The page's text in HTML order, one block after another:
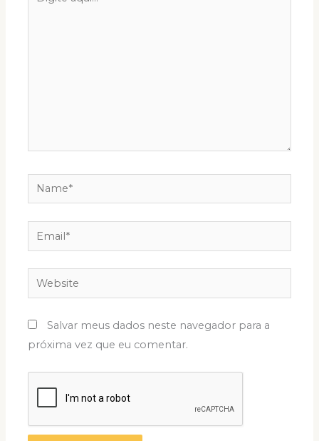
aqui...
Name*
Email*
Website
Salvar meus dados neste navegador para a
próxima vez que eu comentar.